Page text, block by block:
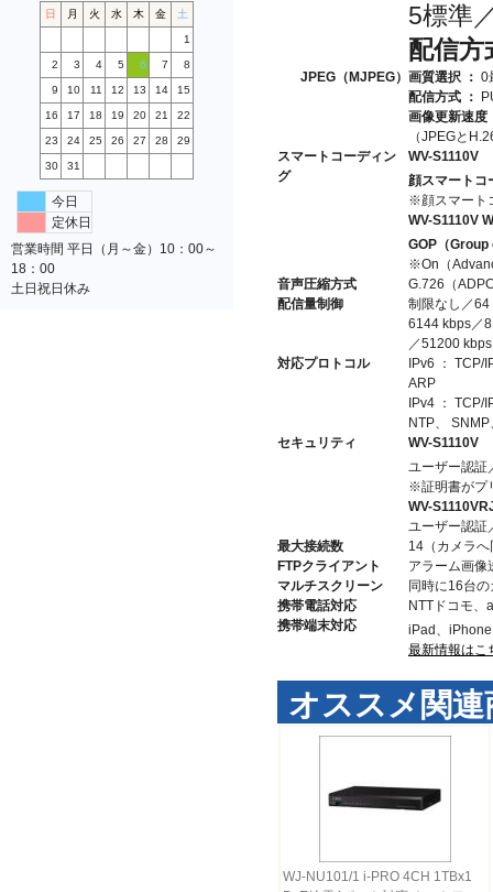
日 月 火 水 木 金 土
1
2 3 4 5 6 7 8
9 10 11 12 13 14 15
16 17 18 19 20 21 22
23 24 25 26 27 28 29
30 31
今日
定休日
営業時間 平日（月～金）10：00～
18：00
土日祝日休み
5標準
配信
JPEG（MJPEG） 画質選択 ： 0
配信方式 ：
画像更新速度
（JPEGと
スマートコーディン
グ
WV-S1110V
顔スマートコ
※顔スマート
WV-S1110V
GOP（
※On（
音声圧縮方式
G.726（
配信量制御
制限なし／
6144 kbps／
／51200 kbps
対応プロトコル
IPv6 ：
ARP
IPv4 ：
NTP、
セキュリティ
WV-S1110V
ユーザー認証
※証明書がプ
WV-
ユーザー認証
最大接続数
14（カメラ
FTPクライアント
アラーム画像
マルチスクリーン
同時に16台
携帯電話対応
NTTドコモ
携帯端末対応
iPad、
最新情報はこ
オススメ関
WJ-NU101/1 i-PRO 4CH 1TBx1